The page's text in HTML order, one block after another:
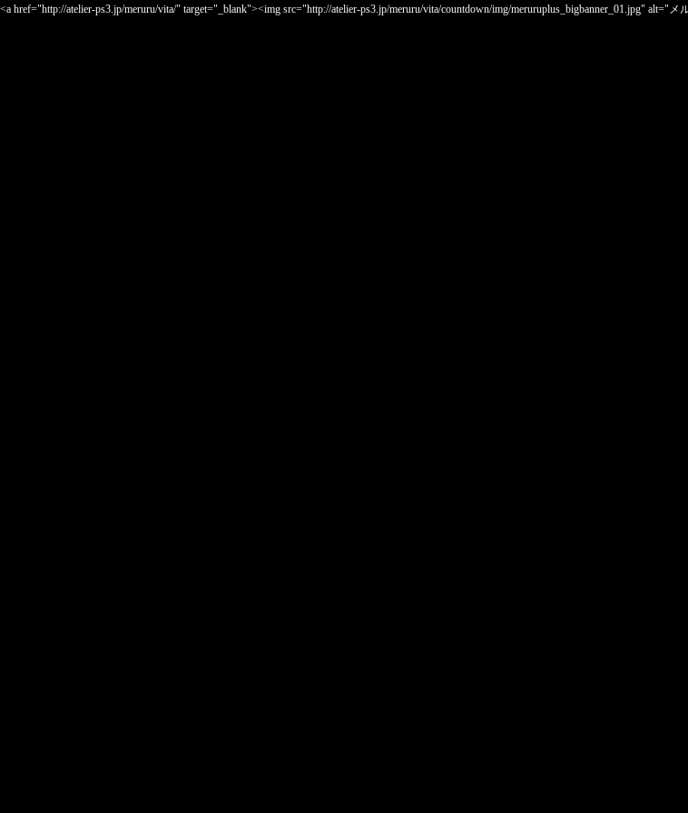
<a href="http://atelier-ps3.jp/meruru/vita/" target="_blank"><img src="http://atelier-ps3.jp/meruru/vita/countdown/img/meruruplus_bigbanner_01.jpg"